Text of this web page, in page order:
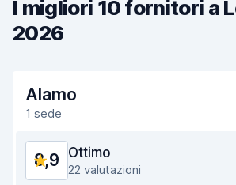
I migliori 10 fornitori a
2026
Alamo
1 sede
8,9 Ottimo
22 valutazioni